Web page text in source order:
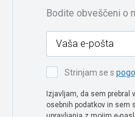
Bodite obveščeni o
Strinjam se s
Izjavljam, da sem prebral
osebnih podatkov in sem